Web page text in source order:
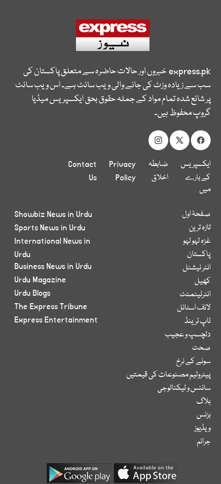
express.pkخبروں اور حالات حاضرہ سے متعلق پاکستان کی
سب سے زیادہ وزٹ کی جانے والی ویب سائٹ ہے۔ اس ویب سائٹ
پر شائع شدہ تمام مواد کے جملہ حقوق بحق ایکسپریس میڈیا
گروپ محفوظ ہیں۔
ایکسپریس
کے بارے
میں
ضابطہ
اخلاق
Privacy
Policy
Contact
Us
صفحۂ اول
تازہ ترین
غزہ لہو لہو
پاکستان
انٹر نیشنل
کھیل
انٹرٹینمنٹ
لائف اسٹائل
ٹاپ ٹرینڈ
دلچسپ و عجیب
صحت
سونے کے نرخ
پیٹرولیم مصنوعات کی قیمتیں
سائنس و ٹیکنالوجی
بلاگ
بزنس
ویڈیوز
جرائم
Showbiz News in Urdu
Sports News in Urdu
International News in
Urdu
Business News in Urdu
Urdu Magazine
Urdu Blogs
The Express Tribune
Express Entertainment